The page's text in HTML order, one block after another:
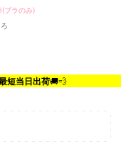
ブラのみ)
短当日出荷🚚💨